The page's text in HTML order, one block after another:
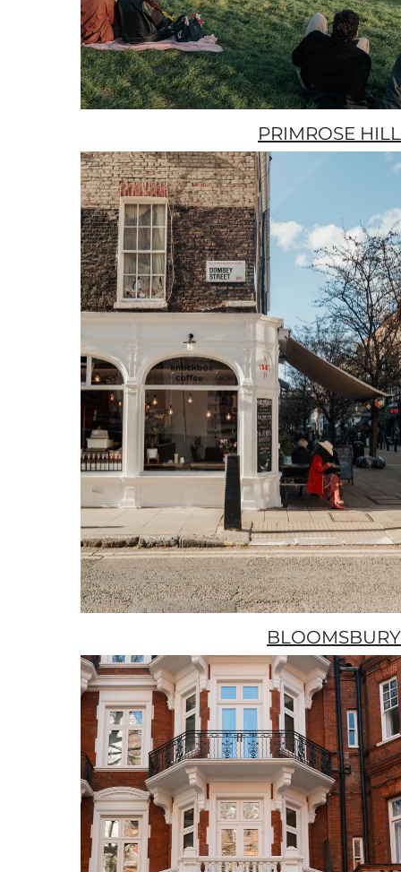
PRIMROSE HILL
BLOOMSBURY